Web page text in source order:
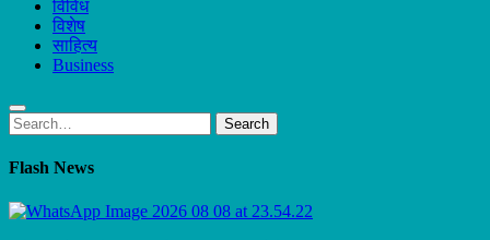
विविध
विशेष
साहित्य
Business
Search
for:
Search
Flash News